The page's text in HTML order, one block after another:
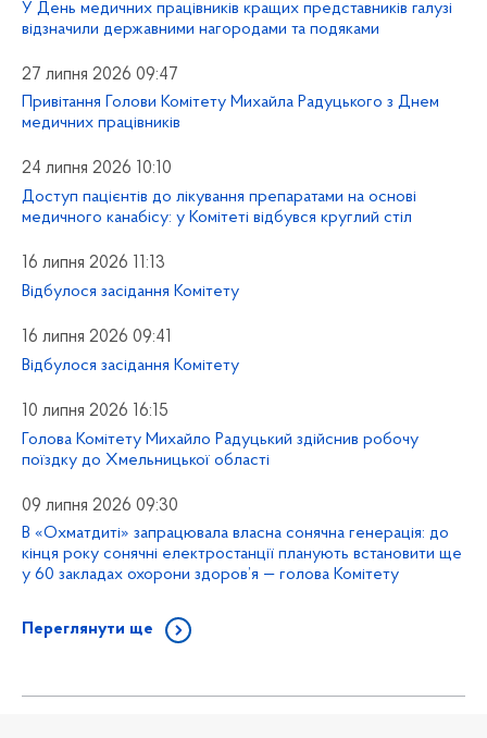
У День медичних працівників кращих представників галузі
відзначили державними нагородами та подяками
27 липня 2026 09:47
Привітання Голови Комітету Михайла Радуцького з Днем
медичних працівників
24 липня 2026 10:10
Доступ пацієнтів до лікування препаратами на основі
медичного канабісу: у Комітеті відбувся круглий стіл
16 липня 2026 11:13
Відбулося засідання Комітету
16 липня 2026 09:41
Відбулося засідання Комітету
10 липня 2026 16:15
Голова Комітету Михайло Радуцький здійснив робочу
поїздку до Хмельницької області
09 липня 2026 09:30
В «Охматдиті» запрацювала власна сонячна генерація: до
кінця року сонячні електростанції планують встановити ще
у 60 закладах охорони здоров’я — голова Комітету
Переглянути ще